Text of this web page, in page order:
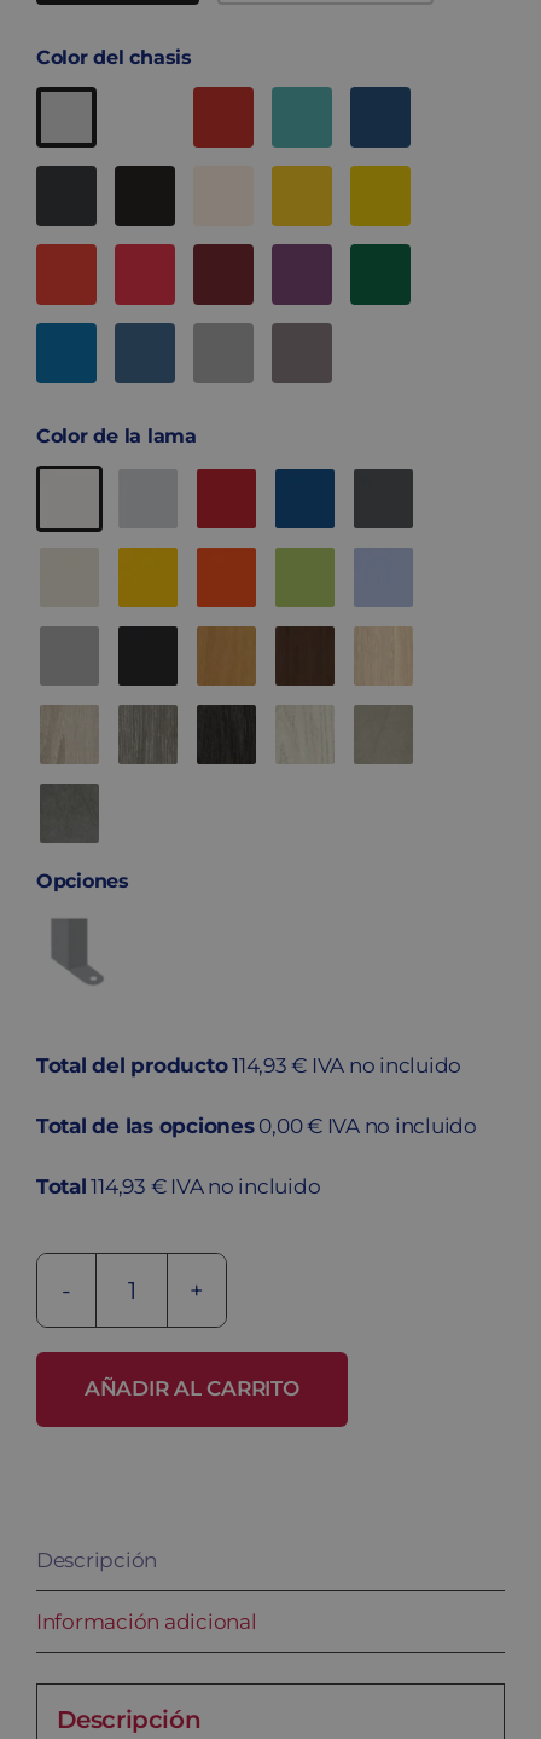
Color del chasis
Color de la lama
Opciones
Total del producto114,93 € IVA no incluido
Total de las opciones 0,00 € IVA no incluido
Total 114,93 € IVA no incluido
Banco
melamina
cantidad
AÑADIR AL CARRITO
Descripción
Información adicional
Descripción